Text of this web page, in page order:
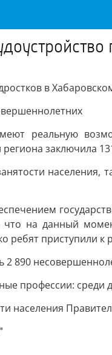
в
реальную
заключила
что на данный
ребят приступили
2 890
профессии: среди
населения